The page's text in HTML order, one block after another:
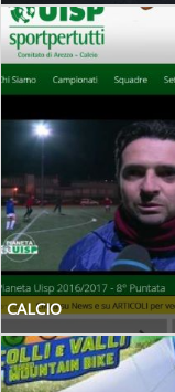
CALCIO